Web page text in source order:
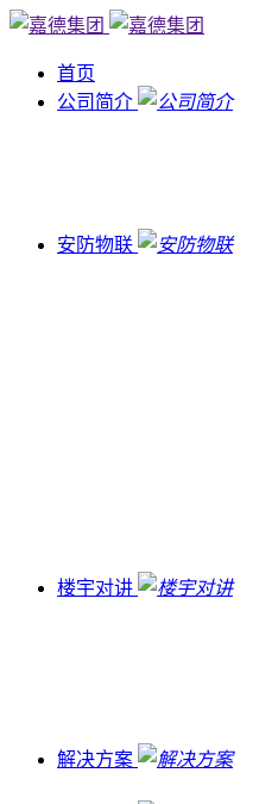
首页
公司简介
安防物联
楼宇对讲
解决方案